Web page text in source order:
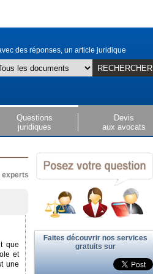
des réponses, un article juridique
RECHERCHER
Questions
juridiques
Devis
aux avocats
experts
que
et
une
Faites découvrir nos services
gratuits sur